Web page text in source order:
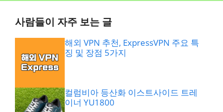
사람들이 자주 보는 글
해외 VPN 추천, ExpressVPN 주요 특
징 및 장점 5가지
컬럼비아 등산화 이스트사이드 트레
이너 YU1800